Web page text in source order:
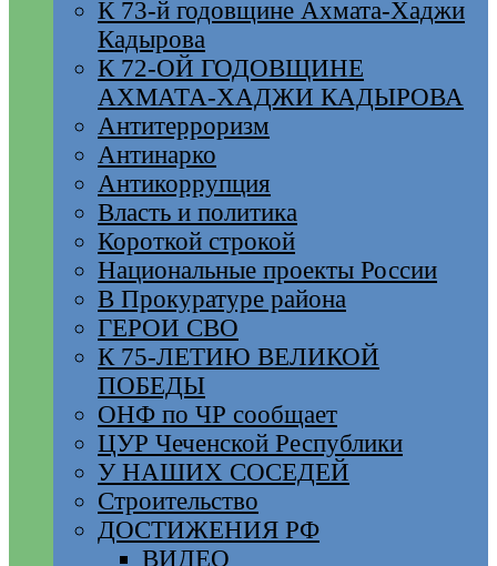
К 73-й годовщине Ахмата-Хаджи
Кадырова
К 72-ОЙ ГОДОВЩИНЕ
АХМАТА-ХАДЖИ КАДЫРОВА
Антитерроризм
Антинарко
Антикоррупция
Власть и политика
Короткой строкой
Национальные проекты России
В Прокуратуре района
ГЕРОИ СВО
К 75-ЛЕТИЮ ВЕЛИКОЙ
ПОБЕДЫ
ОНФ по ЧР сообщает
ЦУР Чеченской Республики
У НАШИХ СОСЕДЕЙ
Строительство
ДОСТИЖЕНИЯ РФ
ВИДЕО